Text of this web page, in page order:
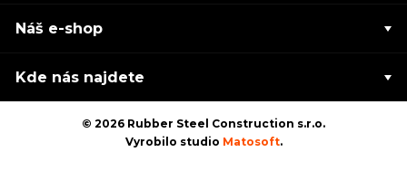
Náš e-shop
Kde nás najdete
© 2026 Rubber Steel Construction s.r.o.
Vyrobilo studio Matosoft.